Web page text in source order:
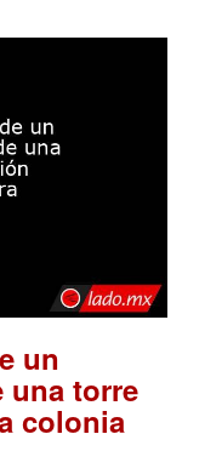
un
una torre
colonia